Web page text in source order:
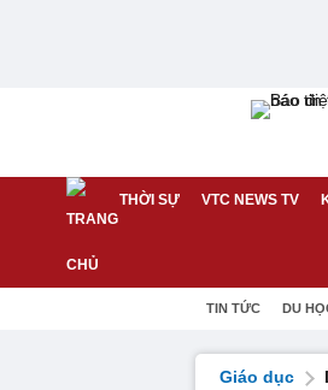
THỜI SỰ VTC NEWS TV
TIN TỨC DU
Giáo dục